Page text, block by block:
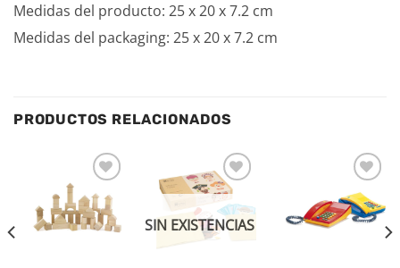
Medidas del producto: 25 x 20 x 7.2 cm
Medidas del packaging: 25 x 20 x 7.2 cm
PRODUCTOS RELACIONADOS
Añadir
a la
lista de
deseos
Añadir
a la
lista de
deseos
SIN EXISTENCIAS
Añadir
a la
lista de